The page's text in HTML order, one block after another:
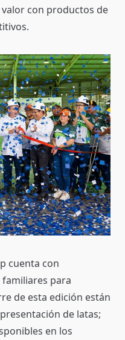
con productos de
cuenta con
para
de esta edición están
de latas;
en los